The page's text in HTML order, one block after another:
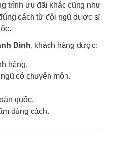
trình ưu đãi khác cũng như
cách từ đội ngũ dược sĩ
Bình, khách hàng được:
hãng.
có chuyên môn.
quốc.
đúng cách.